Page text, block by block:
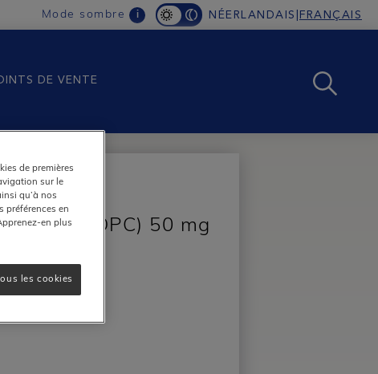
Mode sombre i NÉERLANDAIS FRANÇAIS
DE VENTE
®
(OPC) 50 mg
de premières
sur le
qu’à nos
préférences en
en plus
les cookies